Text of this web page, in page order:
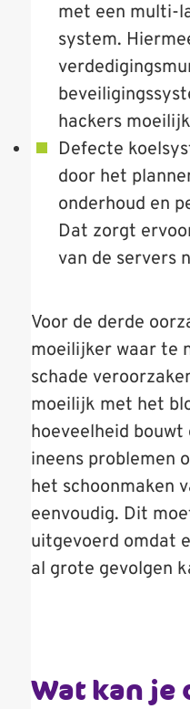
met een multi-
system.
hackers
Defecte
door het
onderhoud en
Dat zorgt
van de servers
Voor de derde
moeilijker waar te
schade
moeilijk met het
hoeveelheid
ineens problemen
het schoonmaken
eenvoudig. Dit
uitgevoerd omdat
al grote gevolgen
Wat kan je